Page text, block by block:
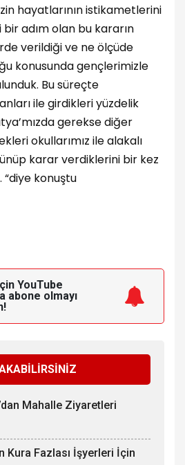
hayatlarının istikametlerini
adım olan bu kararın
verildiği ve ne ölçüde
konusunda gençlerimizle
Bu süreçte
ile girdikleri yüzdelik
gerekse diğer
okullarımız ile alakalı
karar verdiklerini bir kez
konuştu
YouTube
abone olmayı
Mahalle Ziyaretleri
Kura Fazlası İşyerleri İçin